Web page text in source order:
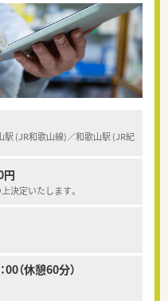
(JR和歌山線)／和歌山駅 (JR紀
円
決定いたします。
（休憩60分）